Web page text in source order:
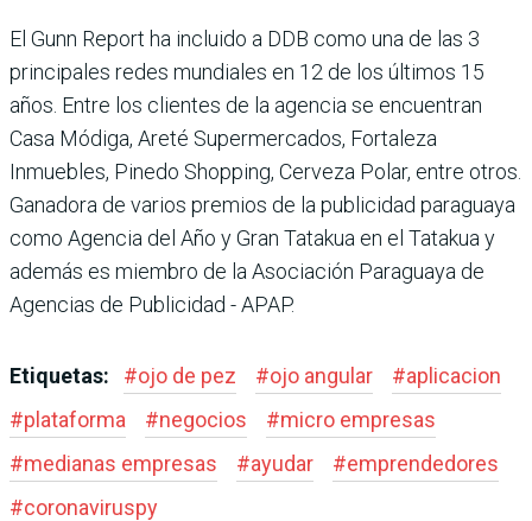
El Gunn Report ha incluido a DDB como una de las 3
principales redes mundiales en 12 de los últimos 15
años. Entre los clientes de la agencia se encuentran
Casa Módiga, Areté Supermercados, Fortaleza
Inmuebles, Pinedo Shopping, Cerveza Polar, entre otros.
Ganadora de varios premios de la publicidad paraguaya
como Agencia del Año y Gran Tatakua en el Tatakua y
además es miembro de la Asociación Paraguaya de
Agencias de Publicidad - APAP.
Etiquetas: #ojo de pez #ojo angular #aplicacion
#plataforma #negocios #micro empresas
#medianas empresas #ayudar #emprendedores
#coronaviruspy